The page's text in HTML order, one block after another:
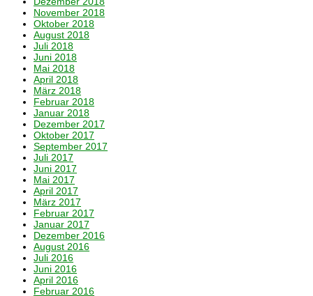
November 2018
Oktober 2018
August 2018
Juli 2018
Juni 2018
Mai 2018
April 2018
März 2018
Februar 2018
Januar 2018
Dezember 2017
Oktober 2017
September 2017
Juli 2017
Juni 2017
Mai 2017
April 2017
März 2017
Februar 2017
Januar 2017
Dezember 2016
August 2016
Juli 2016
Juni 2016
April 2016
Februar 2016